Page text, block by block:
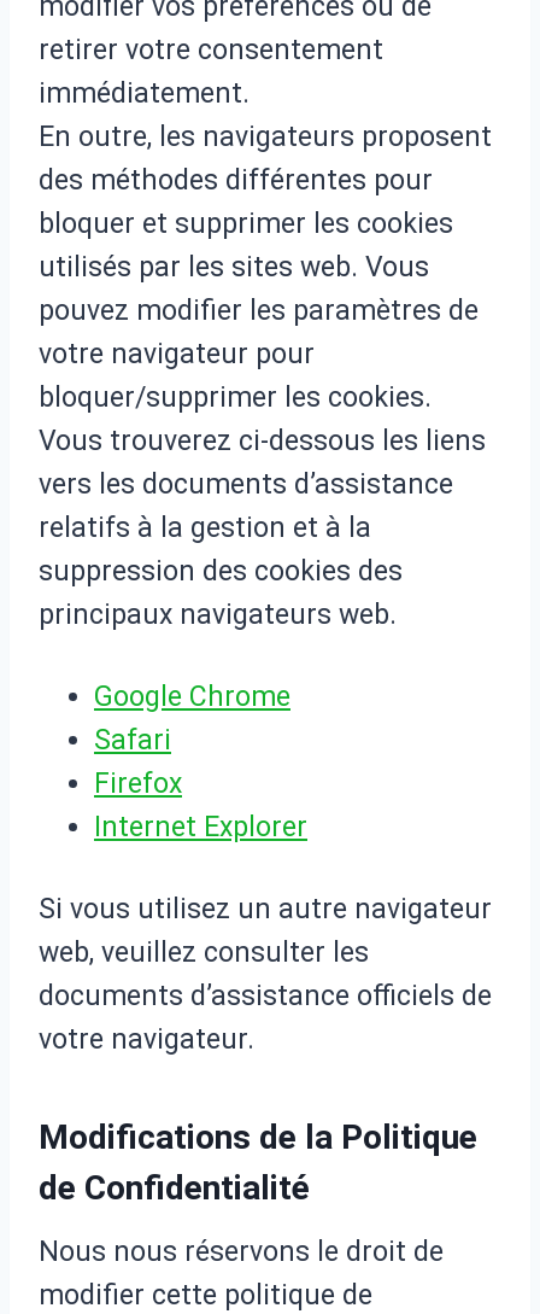
modifier vos préférences ou de
retirer votre consentement
immédiatement.
En outre, les navigateurs proposent
des méthodes différentes pour
bloquer et supprimer les cookies
utilisés par les sites web. Vous
pouvez modifier les paramètres de
votre navigateur pour
bloquer/supprimer les cookies.
Vous trouverez ci-dessous les liens
vers les documents d’assistance
relatifs à la gestion et à la
suppression des cookies des
principaux navigateurs web.
Google Chrome
Safari
Firefox
Internet Explorer
Si vous utilisez un autre navigateur
web, veuillez consulter les
documents d’assistance officiels de
votre navigateur.
Modifications de la Politique
de Confidentialité
Nous nous réservons le droit de
modifier cette politique de